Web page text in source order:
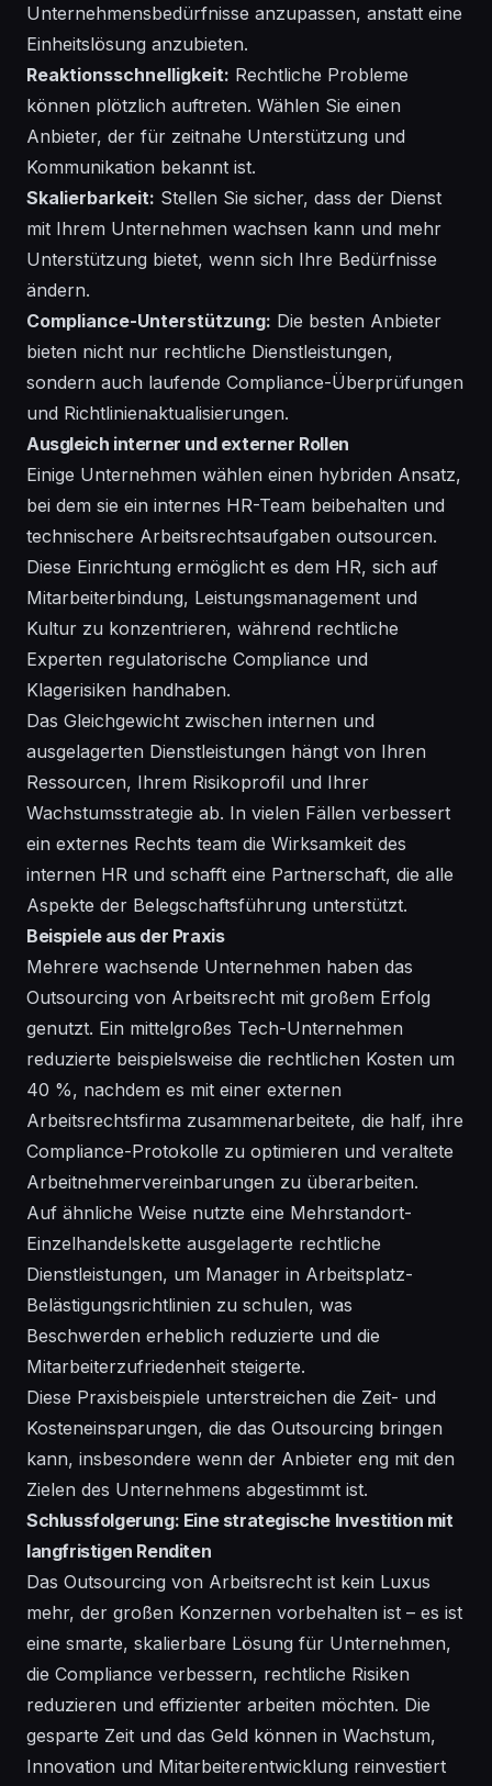
Unternehmensbedürfnisse anzupassen, anstatt eine
Einheitslösung anzubieten.
Reaktionsschnelligkeit: Rechtliche Probleme
können plötzlich auftreten. Wählen Sie einen
Anbieter, der für zeitnahe Unterstützung und
Kommunikation bekannt ist.
Skalierbarkeit: Stellen Sie sicher, dass der Dienst
mit Ihrem Unternehmen wachsen kann und mehr
Unterstützung bietet, wenn sich Ihre Bedürfnisse
ändern.
Compliance-Unterstützung: Die besten Anbieter
bieten nicht nur rechtliche Dienstleistungen,
sondern auch laufende Compliance-Überprüfungen
und Richtlinienaktualisierungen.
Ausgleich interner und externer Rollen
Einige Unternehmen wählen einen hybriden Ansatz,
bei dem sie ein internes HR-Team beibehalten und
technischere Arbeitsrechtsaufgaben outsourcen.
Diese Einrichtung ermöglicht es dem HR, sich auf
Mitarbeiterbindung, Leistungsmanagement und
Kultur zu konzentrieren, während rechtliche
Experten regulatorische Compliance und
Klagerisiken handhaben.
Das Gleichgewicht zwischen internen und
ausgelagerten Dienstleistungen hängt von Ihren
Ressourcen, Ihrem Risikoprofil und Ihrer
Wachstumsstrategie ab. In vielen Fällen verbessert
ein externes Rechts team die Wirksamkeit des
internen HR und schafft eine Partnerschaft, die alle
Aspekte der Belegschaftsführung unterstützt.
Beispiele aus der Praxis
Mehrere wachsende Unternehmen haben das
Outsourcing von Arbeitsrecht mit großem Erfolg
genutzt. Ein mittelgroßes Tech-Unternehmen
reduzierte beispielsweise die rechtlichen Kosten um
40 %, nachdem es mit einer externen
Arbeitsrechtsfirma zusammenarbeitete, die half, ihre
Compliance-Protokolle zu optimieren und veraltete
Arbeitnehmervereinbarungen zu überarbeiten.
Auf ähnliche Weise nutzte eine Mehrstandort-
Einzelhandelskette ausgelagerte rechtliche
Dienstleistungen, um Manager in Arbeitsplatz-
Belästigungsrichtlinien zu schulen, was
Beschwerden erheblich reduzierte und die
Mitarbeiterzufriedenheit steigerte.
Diese Praxisbeispiele unterstreichen die Zeit- und
Kosteneinsparungen, die das Outsourcing bringen
kann, insbesondere wenn der Anbieter eng mit den
Zielen des Unternehmens abgestimmt ist.
Schlussfolgerung: Eine strategische Investition mit
langfristigen Renditen
Das Outsourcing von Arbeitsrecht ist kein Luxus
mehr, der großen Konzernen vorbehalten ist – es ist
eine smarte, skalierbare Lösung für Unternehmen,
die Compliance verbessern, rechtliche Risiken
reduzieren und effizienter arbeiten möchten. Die
gesparte Zeit und das Geld können in Wachstum,
Innovation und Mitarbeiterentwicklung reinvestiert